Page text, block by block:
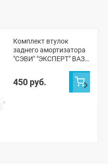
Комплект втулок
заднего амортизатора
"СЭВИ" "ЭКСПЕРТ" ВАЗ
Калина, Приора,
Гранта, Датсун он-ДО,
450 руб.